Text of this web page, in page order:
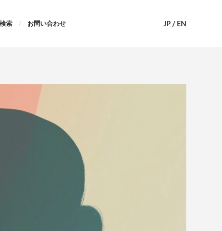
索 お問い合わせ JP / EN